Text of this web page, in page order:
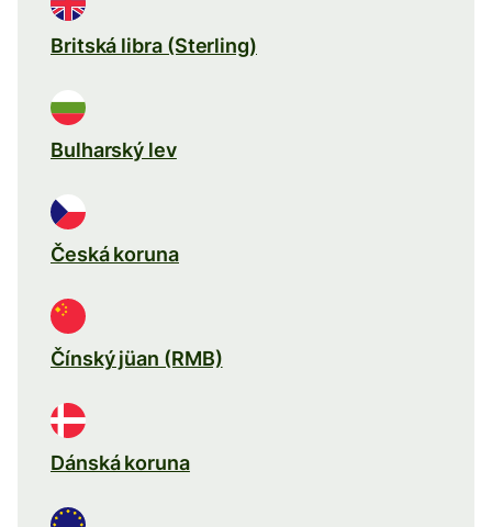
Britská libra (Sterling)
Bulharský lev
Česká koruna
Čínský jüan (RMB)
Dánská koruna